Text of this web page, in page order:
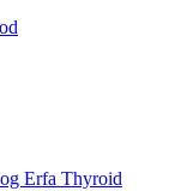
Erfa Thyroid